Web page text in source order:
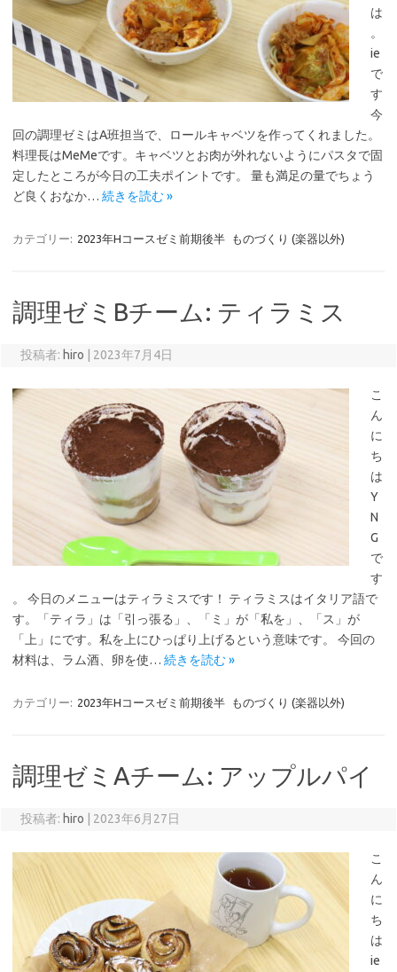
は
。
ie
で
す
今
回の調理ゼミはA班担当で、ロールキャベツを作ってくれました。
料理長はMeMeです。キャベツとお肉が外れないようにパスタで固
定したところが今日の工夫ポイントです。 量も満足の量でちょう
ど良くおなか… 続きを読む »
カテゴリー: 2023年Hコースゼミ前期後半 ものづくり (楽器以外)
調理ゼミBチーム: ティラミス
投稿者: hiro 2023年7月4日
こ
ん
に
ち
は
Y
N
G
で
す
。 今日のメニューはティラミスです！ ティラミスはイタリア語で
す。「ティラ」は「引っ張る」、「ミ」が「私を」、「ス」が
「上」にです。私を上にひっぱり上げるという意味です。 今回の
材料は、ラム酒、卵を使… 続きを読む »
カテゴリー: 2023年Hコースゼミ前期後半 ものづくり (楽器以外)
調理ゼミAチーム: アップルパイ
投稿者: hiro 2023年6月27日
こ
ん
に
ち
は
ie